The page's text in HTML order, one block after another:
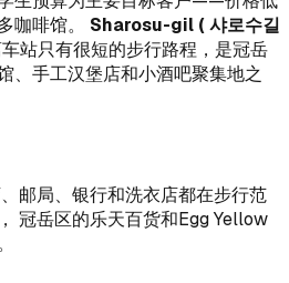
咖啡馆。 Sharosu-gil ( 샤로수길
站只有很短的步行路程，是冠岳
、手工汉堡店和小酒吧聚集地之
邮局、银行和洗衣店都在步行范
冠岳区的乐天百货和Egg Yellow